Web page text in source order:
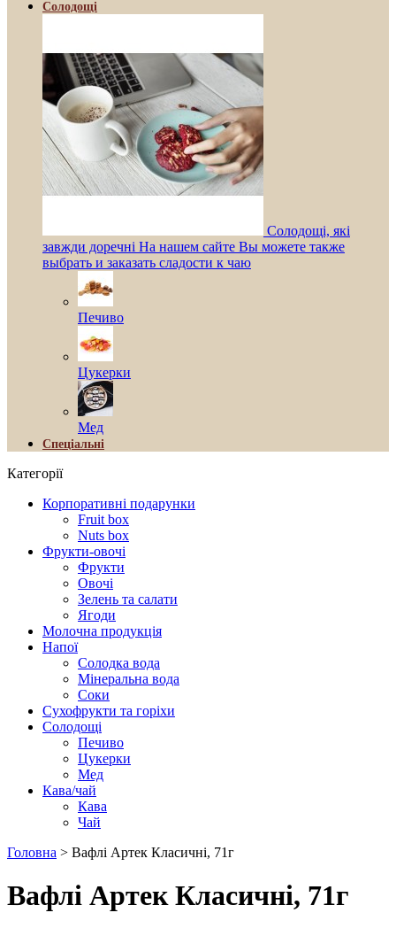
Солодощі
Солодощі, які
завжди доречні На нашем сайте Вы можете также
выбрать и заказать сладости к чаю
Печиво
Цукерки
Мед
Спеціальні
Категорії
Корпоративні подарунки
Fruit box
Nuts box
Фрукти-овочі
Фрукти
Овочі
Зелень та салати
Ягоди
Молочна продукція
Напої
Солодка вода
Мінеральна вода
Соки
Сухофрукти та горіхи
Солодощі
Печиво
Цукерки
Мед
Кава/чай
Кава
Чай
Головна > Вафлі Артек Класичні, 71г
Вафлі Артек Класичні, 71г